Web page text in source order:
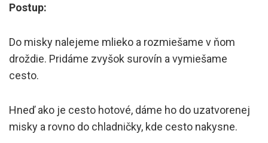
Postup:
Do misky nalejeme mlieko a rozmiešame v ňom
droždie. Pridáme zvyšok surovín a vymiešame
cesto.
Hneď ako je cesto hotové, dáme ho do uzatvorenej
misky a rovno do chladničky, kde cesto nakysne.